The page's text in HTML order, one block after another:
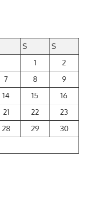
S
S
1
2
7 8
9
14 15
16
21 22
23
28 29
30